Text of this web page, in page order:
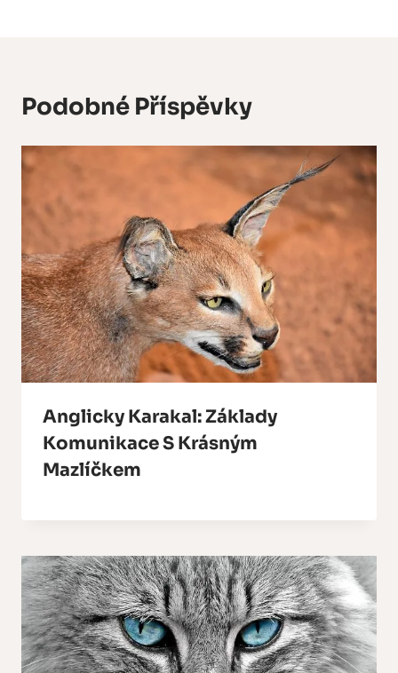
Podobné Příspěvky
Anglicky Karakal: Základy
Komunikace S Krásným
Mazlíčkem